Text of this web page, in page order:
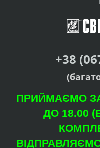
+38
ПРИЙМАЄМО
ДО 18.00